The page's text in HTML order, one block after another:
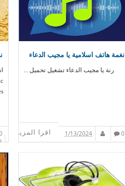
نغمة هاتف اسلامية يا مجيب الدعاء
رنة يا مجيب الدعاء تشغيل تحميل ...
اقرا المزيد 0
1/13/2024